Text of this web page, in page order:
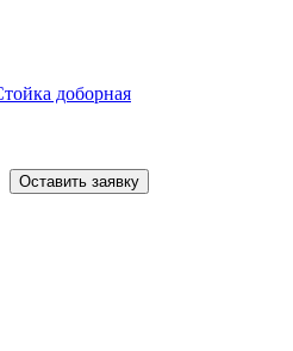
доборная
Оставить заявку